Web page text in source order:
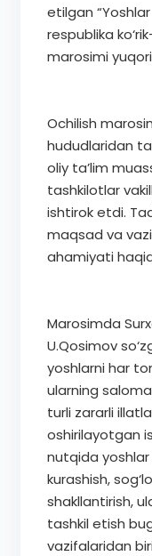
etilgan
respublika
marosimi
Ochilish
hududlaridan
oliy ta’lim
tashkilotlar
ishtirok etdi.
maqsad va
ahamiyati
Marosimda
U.Qosimov
yoshlarni har
ularning
turli zararli
oshirilayotgan
nutqida
kurashish,
shakllantirish,
tashkil etish
vazifalaridan